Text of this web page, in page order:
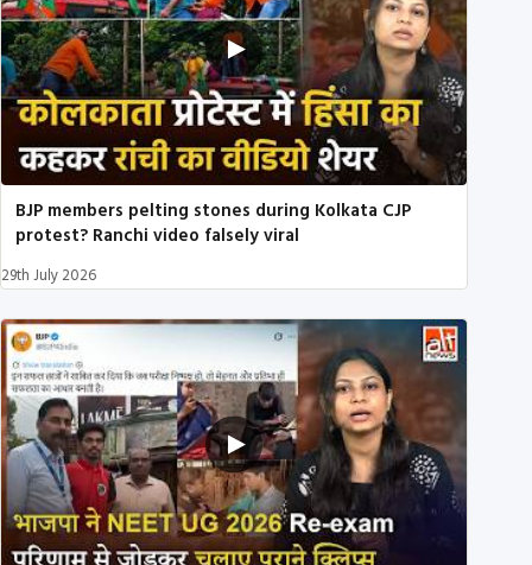
BJP members pelting stones during Kolkata CJP
protest? Ranchi video falsely viral
29th July 2026